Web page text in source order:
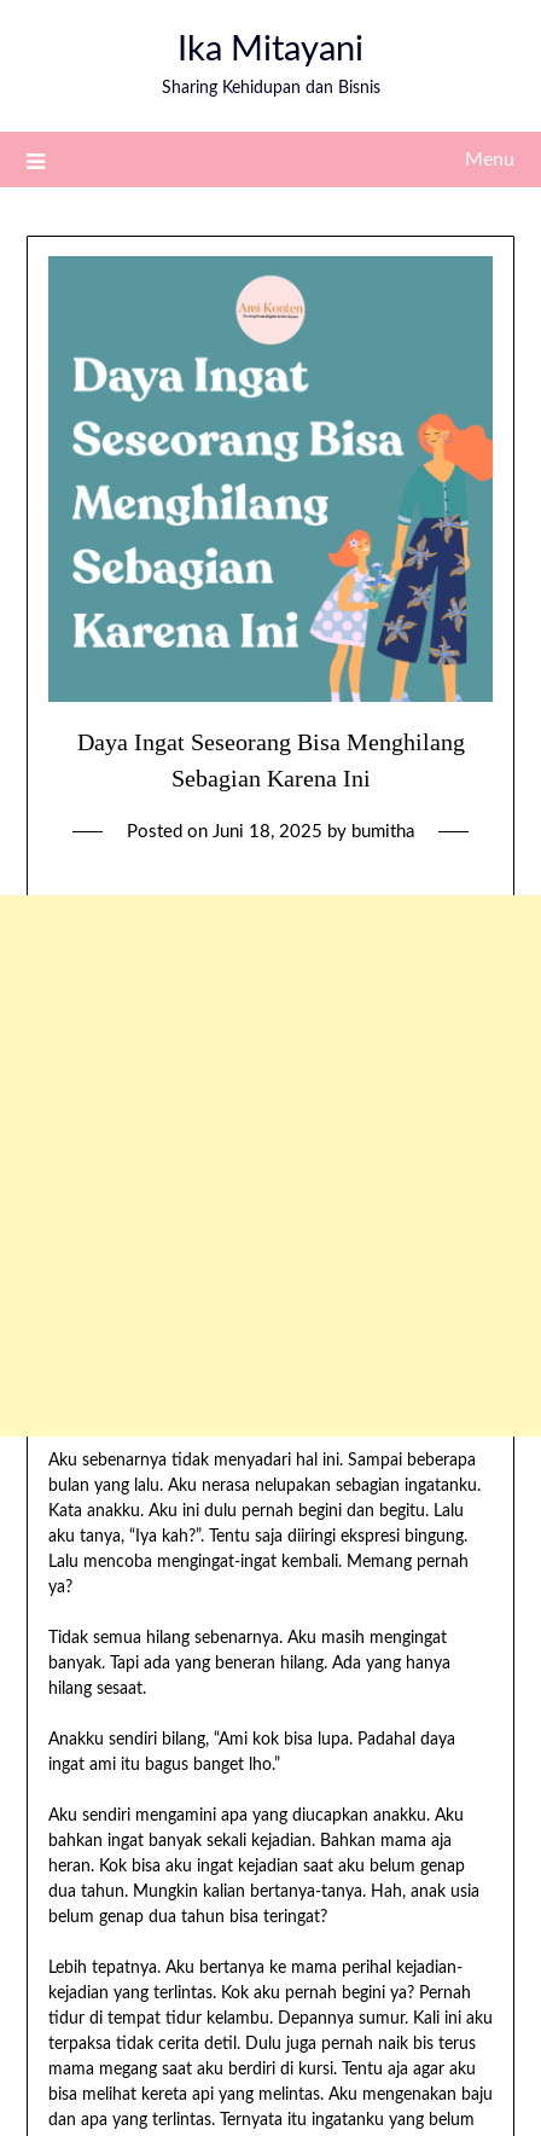
Ika Mitayani
Sharing Kehidupan dan Bisnis
Menu
Daya Ingat Seseorang Bisa Menghilang
Sebagian Karena Ini
Posted on Juni 18, 2025 by bumitha
Aku sebenarnya tidak menyadari hal ini. Sampai beberapa
bulan yang lalu. Aku nerasa nelupakan sebagian ingatanku.
Kata anakku. Aku ini dulu pernah begini dan begitu. Lalu
aku tanya, “Iya kah?”. Tentu saja diiringi ekspresi bingung.
Lalu mencoba mengingat-ingat kembali. Memang pernah
ya?
Tidak semua hilang sebenarnya. Aku masih mengingat
banyak. Tapi ada yang beneran hilang. Ada yang hanya
hilang sesaat.
Anakku sendiri bilang, “Ami kok bisa lupa. Padahal daya
ingat ami itu bagus banget lho.”
Aku sendiri mengamini apa yang diucapkan anakku. Aku
bahkan ingat banyak sekali kejadian. Bahkan mama aja
heran. Kok bisa aku ingat kejadian saat aku belum genap
dua tahun. Mungkin kalian bertanya-tanya. Hah, anak usia
belum genap dua tahun bisa teringat?
Lebih tepatnya. Aku bertanya ke mama perihal kejadian-
kejadian yang terlintas. Kok aku pernah begini ya? Pernah
tidur di tempat tidur kelambu. Depannya sumur. Kali ini aku
terpaksa tidak cerita detil. Dulu juga pernah naik bis terus
mama megang saat aku berdiri di kursi. Tentu aja agar aku
bisa melihat kereta api yang melintas. Aku mengenakan baju
dan apa yang terlintas. Ternyata itu ingatanku yang belum